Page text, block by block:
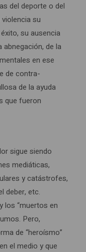
del deporte o del
su
su ausencia
abnegación, de la
en ese
de contra-
de la ayuda
que fueron
sigue siendo
mediáticas,
y catástrofes,
deber, etc.
los “muertos en
Pero,
de “heroísmo”
el medio y que